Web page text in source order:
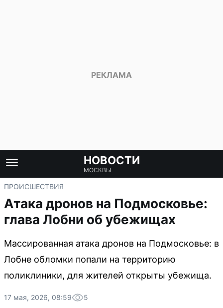
НОВОСТИ
МОСКВЫ
ПРОИСШЕСТВИЯ
Атака дронов на Подмосковье:
глава Лобни об убежищах
Массированная атака дронов на Подмосковье: в
Лобне обломки попали на территорию
поликлиники, для жителей открыты убежища.
17 мая, 2026, 08:59 5